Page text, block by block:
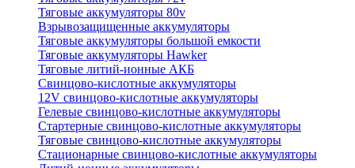
Тяговые аккумуляторы 80v
Взрывозащищенные аккумуляторы
Тяговые аккумуляторы большой емкости
Тяговые аккумуляторы Hawker
Тяговые литий-ионные АКБ
Свинцово-кислотные аккумуляторы
12V свинцово-кислотные аккумуляторы
Гелевые свинцово-кислотные аккумуляторы
Стартерные свинцово-кислотные аккумуляторы
Тяговые свинцово-кислотные аккумуляторы
Стационарные свинцово-кислотные аккумуляторы